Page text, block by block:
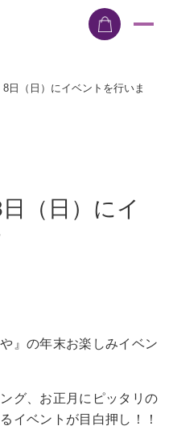
日（日）にイベントを行いま
（日）にイ
』の年末お楽しみイベン
グ、お正月にピッタリの
イベントが目白押し！！